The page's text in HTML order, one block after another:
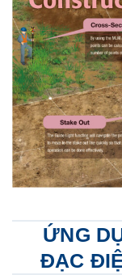
ỨNG
ĐẠC